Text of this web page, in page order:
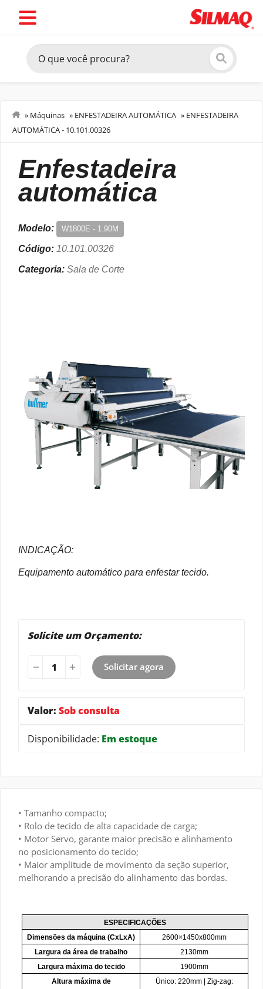
» Máquinas » ENFESTADEIRA AUTOMÁTICA » ENFESTADEIRA
AUTOMÁTICA - 10.101.00326
enfestadeira
automática
Modelo: W1800E - 1.90M
Código: 10.101.00326
Categoria: Sala de Corte
INDICAÇÃO:
Equipamento automático para enfestar tecido.
Solicite um Orçamento:
Solicitar agora
Valor: Sob consulta
Disponibilidade: Em estoque
• Tamanho compacto;
• Rolo de tecido de alta capacidade de carga;
• Motor Servo, garante maior precisão e alinhamento
no posicionamento do tecido;
• Maior amplitude de movimento da seção superior,
melhorando a precisão do alinhamento das bordas.
ESPECIFICAÇÕES
Dimensões da máquina (CxLxA)
2600×1450x800mm
Largura da área de trabalho
2130mm
Largura máxima do tecido
1900mm
Altura máxima de
Único: 220mm | Zig-zag: